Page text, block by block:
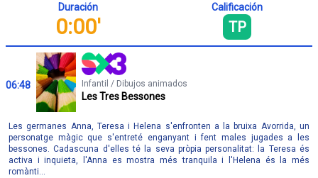
Duración
0:00'
Calificación
TP
06:48 Infantil / Dibujos animados
Les Tres Bessones
Les germanes Anna, Teresa i Helena s'enfronten a la bruixa Avorrida, un
personatge màgic que s'entreté enganyant i fent males jugades a les
bessones. Cadascuna d'elles té la seva pròpia personalitat: la Teresa és
activa i inquieta, l'Anna es mostra més tranquila i l'Helena és la més
romànti...